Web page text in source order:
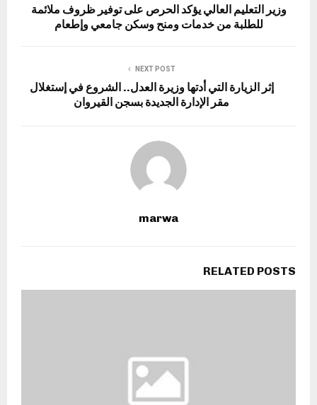
وزير التعليم العالي يؤكد الحرص على توفير ظروف ملائمة
للطلبة من خدمات ومنح وسكن جامعي وإطعام
NEXT POST
إثر الزيارة التي أدتها وزيرة العدل.. الشروع في إستغلال
مقر الإدارة الجديدة بسجن القيروان
marwa
RELATED POSTS